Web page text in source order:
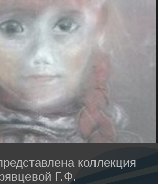
коллекция
Г.Ф.